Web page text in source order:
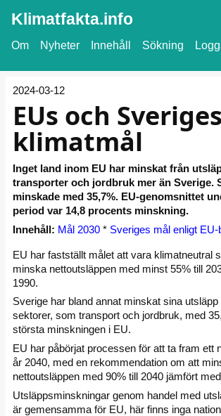
Klimatfakta.info
Om Nyheter Innehåll Sökning
2024-03-12
EUs och Sveriges
klimatmål
Inget land inom EU har minskat från
transporter och jordbruk mer än Sverige.
minskade med 35,7%. EU-genomsnittet
period var 14,8 procents minskning.
Innehåll: Mål 2030 * Sveriges mål enligt EU-
EU har fastställt målet att vara klimatneutral
minska nettoutsläppen med minst 55% till
1990.
Sverige har bland annat minskat sina
sektorer, som transport och jordbruk, med
största minskningen i EU.
EU har påbörjat processen för att ta fram ett
år 2040, med en rekommendation om att
nettoutsläppen med 90% till 2040 jämfört
Utsläppsminskningar genom handel med
är gemensamma för EU, här finns inga